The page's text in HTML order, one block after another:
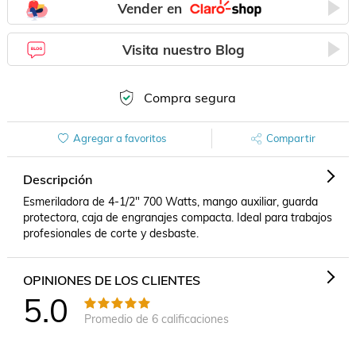
Vender en
Visita nuestro Blog
Compra segura
Agregar a favoritos Compartir
Descripción
Esmeriladora de 4-1/2" 700 Watts, mango auxiliar, guarda
protectora, caja de engranajes compacta. Ideal para trabajos
profesionales de corte y desbaste.
OPINIONES DE LOS CLIENTES
5.0 Promedio de 6calificaciones